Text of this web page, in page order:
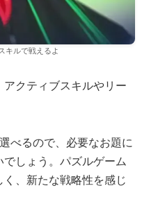
キルで戦えるよ
クティブスキルやリー
べるので、必要なお題に
しょう。パズルゲーム
、新たな戦略性を感じ